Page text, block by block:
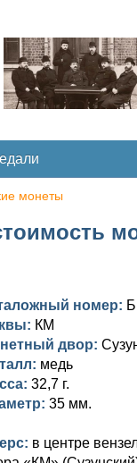
монеты
номер:
КМ
двор:
медь
32,7 г.
35 мм.
в центре